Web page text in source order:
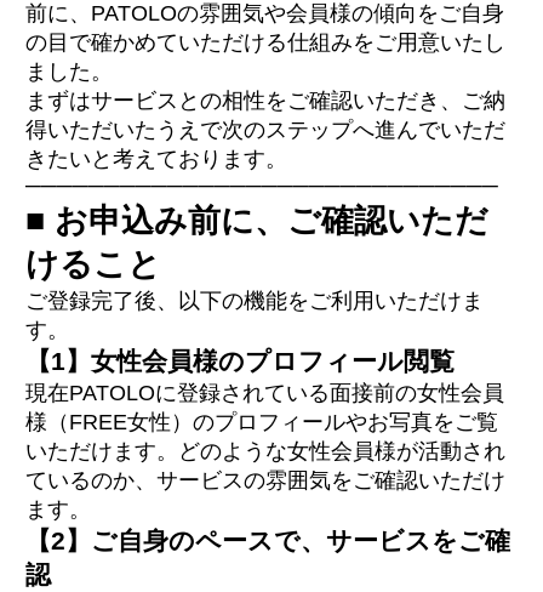
前に、PATOLOの雰囲気や会員様の傾向をご自身
の目で確かめていただける仕組みをご用意いたし
ました。
まずはサービスとの相性をご確認いただき、ご納
得いただいたうえで次のステップへ進んでいただ
きたいと考えております。
──────────────────────────────
■ お申込み前に、ご確認いただ
けること
ご登録完了後、以下の機能をご利用いただけま
す。
【1】女性会員様のプロフィール閲覧
現在PATOLOに登録されている面接前の女性会員
様（FREE女性）のプロフィールやお写真をご覧
いただけます。どのような女性会員様が活動され
ているのか、サービスの雰囲気をご確認いただけ
ます。
【2】ご自身のペースで、サービスをご確
認